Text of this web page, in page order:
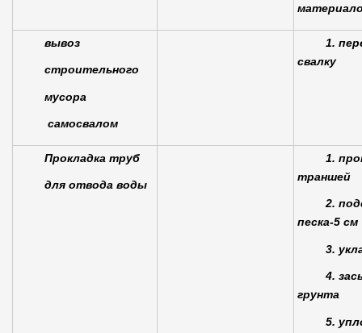
вывоз
строительного
мусора
самосвалом
1.
свалку
Прокладка труб
для отвода воды
1.
траншей
2.
песка-5 см
3.
4.
грунта
5.